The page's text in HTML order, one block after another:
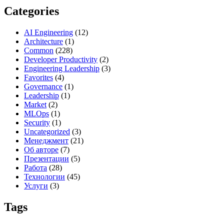
Categories
AI Engineering (12)
Architecture (1)
Common (228)
Developer Productivity (2)
Engineering Leadership (3)
Favorites (4)
Governance (1)
Leadership (1)
Market (2)
MLOps (1)
Security (1)
Uncategorized (3)
Менеджмент (21)
Об авторе (7)
Презентации (5)
Работа (28)
Технологии (45)
Услуги (3)
Tags